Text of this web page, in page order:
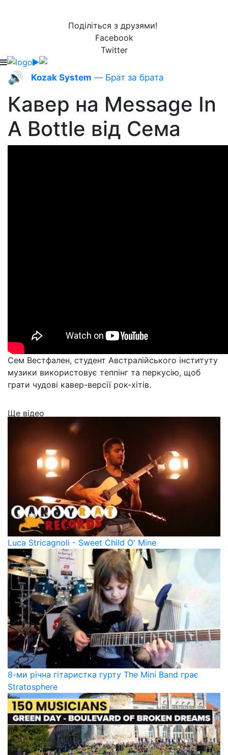
Поділіться з друзями!
Facebook
Twitter
🔊 Kozak System — Брат за брата
Кавер на Message In
A Bottle від Сема
Сем Вестфален, студент Австралійського інституту
музики використовує теппінг та перкусію, щоб
грати чудові кавер-версії рок-хітів.
Ще відео
Luca Stricagnoli - Sweet Child O' Mine
8-ми річна гітаристка гурту The Mini Band грає
Stratosphere